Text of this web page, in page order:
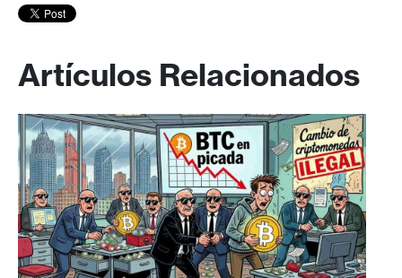
Artículos Relacionados